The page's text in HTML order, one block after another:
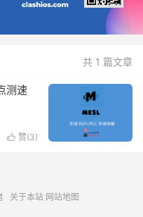
共 1 篇文章
测速
 赞(3)
关于本站 网站地图